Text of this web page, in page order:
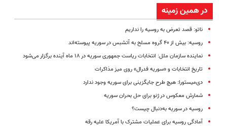
در همین زمینه
ناتو: قصد تعرض به روسیه را نداریم
روسیه: بیش از ۴۰ گروه مسلح به آتش‎بس در سوریه پیوسته‌اند
نماینده سازمان ملل: انتخابات ریاست جمهوری سوریه در ۱۸ ماه آینده برگزار می‌شود
تاریخ انتخابات و «سوریه فدرال» روی میز مذاکرات
دی‌میستورا: هیچ طرح جایگزینی برای سوریه وجود ندارد
شمارش معکوس در ژنو برای حل بحران سوریه
روسیه در سوریه به‌دنبال چیست؟
آمادگی روسیه برای عملیات مشترک با آمریکا علیه رقه